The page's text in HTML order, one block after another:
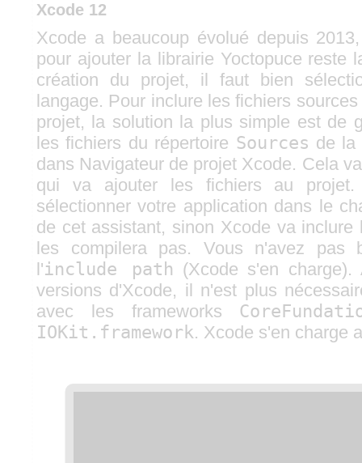
Xcode 12
Xcode a beaucoup évolué depuis
pour ajouter la librairie Yoctopuce reste
création du projet, il faut bien
langage. Pour inclure les fichiers
projet, la solution la plus simple est de
les fichiers du répertoire Sources de la
dans Navigateur de projet Xcode. Cela
qui va ajouter les fichiers au
sélectionner votre application dans le
de cet assistant, sinon Xcode va inclure
les compilera pas. Vous n'avez pas
l'include path (Xcode s'en charge).
versions d'Xcode, il n'est plus
avec les frameworks
IOKit.framework. Xcode s'en charge